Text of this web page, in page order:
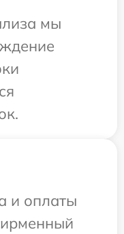
мы
и оплаты